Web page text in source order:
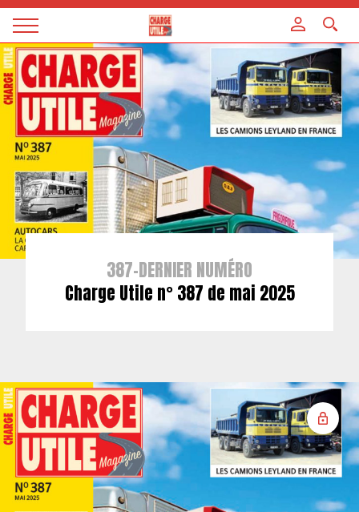
Magazine
Charge
utile
387-DERNIER NUMÉRO
Charge Utile n° 387 de mai 2025
Panneau de gestion des cookies